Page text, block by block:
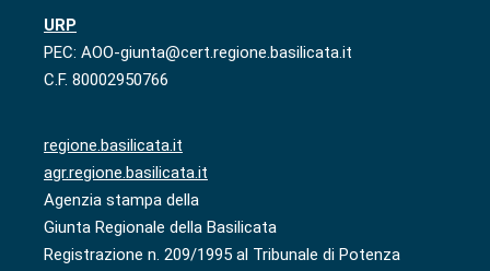
URP
PEC: AOO-giunta@cert.regione.basilicata.it
C.F. 80002950766
regione.basilicata.it
agr.regione.basilicata.it
Agenzia stampa della
Giunta Regionale della Basilicata
Registrazione n. 209/1995 al Tribunale di Potenza